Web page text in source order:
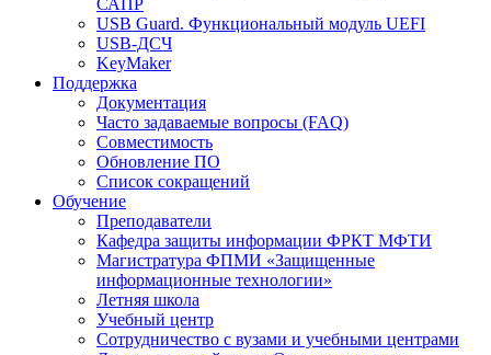
САПР
USB Guard. Функциональный модуль UEFI
USB-ДСЧ
KeyMaker
Поддержка
Документация
Часто задаваемые вопросы (FAQ)
Совместимость
Обновление ПО
Список сокращений
Обучение
Преподаватели
Кафедра защиты информации ФРКТ МФТИ
Магистратура ФПМИ «Защищенные
информационные технологии»
Летняя школа
Учебный центр
Сотрудничество с вузами и учебными центрами